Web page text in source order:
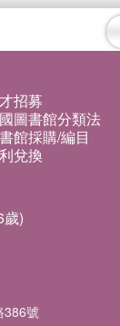
招募
圖書館分類法
館採購/編目
兌換
)
386號